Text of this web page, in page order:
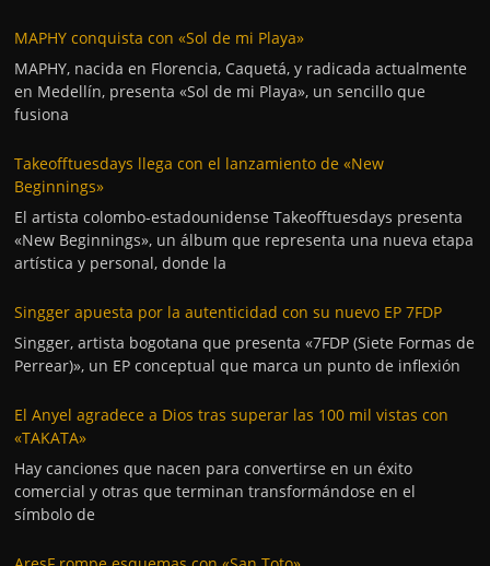
MAPHY conquista con «Sol de mi Playa»
MAPHY, nacida en Florencia, Caquetá, y radicada actualmente
en Medellín, presenta «Sol de mi Playa», un sencillo que
fusiona
Takeofftuesdays llega con el lanzamiento de «New
Beginnings»
El artista colombo-estadounidense Takeofftuesdays presenta
«New Beginnings», un álbum que representa una nueva etapa
artística y personal, donde la
Singger apuesta por la autenticidad con su nuevo EP 7FDP
Singger, artista bogotana que presenta «7FDP (Siete Formas de
Perrear)», un EP conceptual que marca un punto de inflexión
El Anyel agradece a Dios tras superar las 100 mil vistas con
«TAKATA»
Hay canciones que nacen para convertirse en un éxito
comercial y otras que terminan transformándose en el
símbolo de